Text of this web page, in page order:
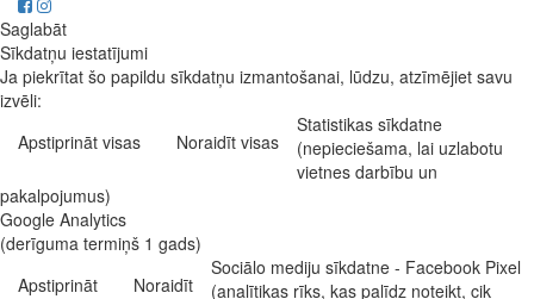
Saglabāt
Sīkdatņu iestatījumi
Ja piekrītat šo papildu sīkdatņu izmantošanai, lūdzu, atzīmējiet savu
izvēli:
Apstiprināt visas
Noraidīt visas
Statistikas sīkdatne
(nepieciešama, lai uzlabotu
vietnes darbību un
pakalpojumus)
Google Analytics
(derīguma termiņš 1 gads)
Apstiprināt
Noraidīt
Sociālo mediju sīkdatne - Facebook Pixel
(analītikas rīks, kas palīdz noteikt, cik